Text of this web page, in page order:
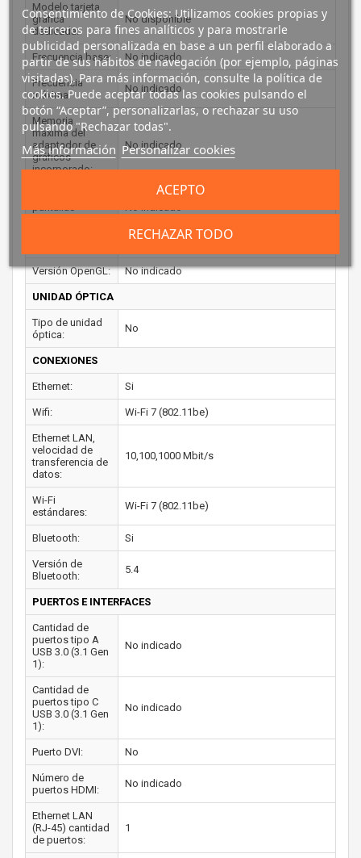
Modelo tarjeta
gráfica
dedicada:
No disponible
Frecuencia base: No indicado
Frecuencia
máxima:
No indicado
Memoria
máxima del
adaptador de
gráficos
incorporado:
No indicado
Versión OpenGL: No indicado
UNIDAD ÓPTICA
Tipo de unidad
óptica:
No
CONEXIONES
Ethernet: Si
Wifi: Wi-Fi 7 (802.11be)
Ethernet LAN,
velocidad de
transferencia de
datos:
10,100,1000 Mbit/s
Wi-Fi
estándares:
Wi-Fi 7 (802.11be)
Bluetooth: Si
Versión de
Bluetooth:
5.4
PUERTOS E INTERFACES
Cantidad de
puertos tipo A
USB 3.0 (3.1 Gen
1):
No indicado
Cantidad de
puertos tipo C
USB 3.0 (3.1 Gen
1):
No indicado
Puerto DVI: No
Número de
puertos HDMI:
No indicado
Ethernet LAN
(RJ-45) cantidad
de puertos:
1
Consentimiento de Cookies: Utilizamos cookies propias y
de terceros para fines analíticos y para mostrarle
publicidad personalizada en base a un perfil elaborado a
partir de sus hábitos de navegación (por ejemplo, páginas
visitadas). Para más información, consulte la política de
cookies. Puede aceptar todas las cookies pulsando el
botón “Aceptar”, personalizarlas, o rechazar su uso
pulsando "Rechazar todas".
Más información Personalizar cookies
RECHAZAR TODO
ACEPTO